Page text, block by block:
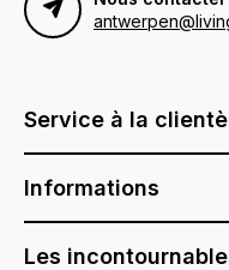
Service à la
Informations
Les